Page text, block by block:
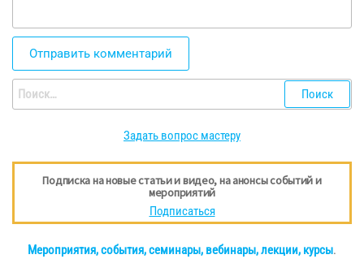
Найти:
Задать вопрос мастеру
Подписка на новые статьи и видео, на анонсы событий и
мероприятий
Подписаться
Мероприятия, события, семинары, вебинары, лекции, курсы.